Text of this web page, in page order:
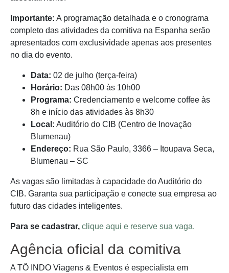
Importante: A programação detalhada e o cronograma
completo das atividades da comitiva na Espanha serão
apresentados com exclusividade apenas aos presentes
no dia do evento.
Data: 02 de julho (terça-feira)
Horário: Das 08h00 às 10h00
Programa: Credenciamento e welcome coffee às
8h e início das atividades às 8h30
Local: Auditório do CIB (Centro de Inovação
Blumenau)
Endereço: Rua São Paulo, 3366 – Itoupava Seca,
Blumenau – SC
As vagas são limitadas à capacidade do Auditório do
CIB. Garanta sua participação e conecte sua empresa ao
futuro das cidades inteligentes.
Para se cadastrar, clique aqui e reserve sua vaga.
Agência oficial da comitiva
A TÔ INDO Viagens & Eventos é especialista em